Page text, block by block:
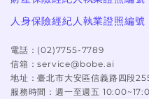
人身保險經紀人執業證照編
電話： (02)7755-7789
信箱：service@bobe.ai
地址：臺北市大安區信義路四段
服務時間： 週一至週五